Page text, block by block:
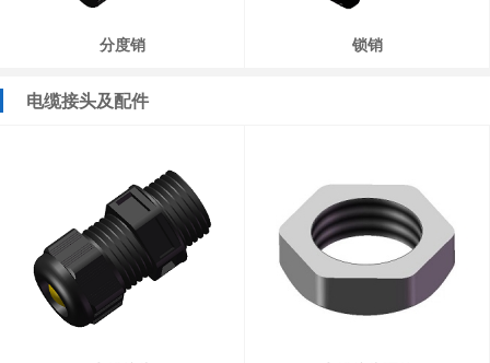
分度销 锁销
电缆接头及配件